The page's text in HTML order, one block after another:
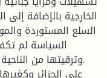
الخارجية بالإضافة
السلع المستوردة
السياسة لم
وترقيتها من
على الجزائر